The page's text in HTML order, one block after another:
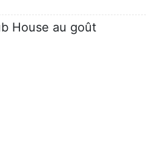
House au goût